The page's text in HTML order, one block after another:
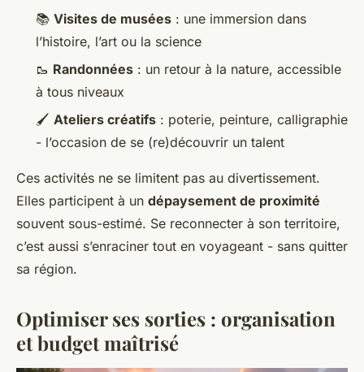
📚 Visites de musées : une immersion dans
l’histoire, l’art ou la science
🥾 Randonnées : un retour à la nature, accessible
à tous niveaux
🖌️ Ateliers créatifs : poterie, peinture, calligraphie
- l’occasion de se (re)découvrir un talent
Ces activités ne se limitent pas au divertissement.
Elles participent à un dépaysement de proximité
souvent sous-estimé. Se reconnecter à son territoire,
c’est aussi s’enraciner tout en voyageant - sans quitter
sa région.
Optimiser ses sorties : organisation
et budget maîtrisé